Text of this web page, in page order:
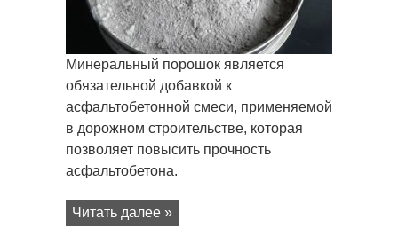
Минеральный порошок является
обязательной добавкой к
асфальтобетонной смеси, применяемой
в дорожном строительстве, которая
позволяет повысить прочность
асфальтобетона.
Читать далее »